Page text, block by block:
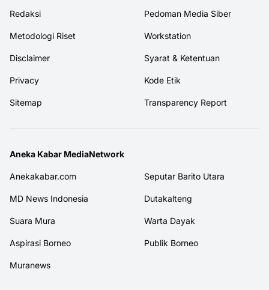
Redaksi Pedoman Media Siber
Metodologi Riset Workstation
Disclaimer Syarat & Ketentuan
Privacy Kode Etik
Sitemap Transparency Report
Aneka Kabar MediaNetwork
Anekakabar.com Seputar Barito Utara
MD News Indonesia Dutakalteng
Suara Mura Warta Dayak
Aspirasi Borneo Publik Borneo
Muranews